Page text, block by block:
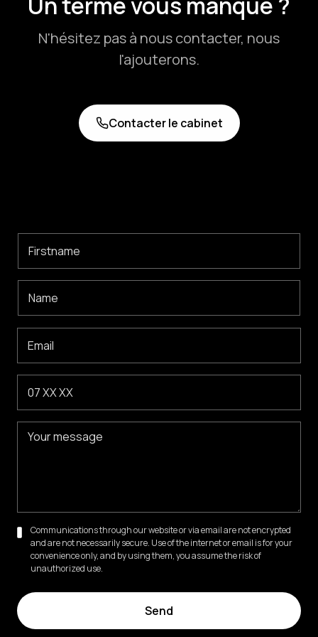
les questions fréquentes de nos patients.
N'hésitez pas à nous contacter, nous
l'ajouterons.
Contacter le cabinet
Communications through our website or via email are not encrypted
and are not necessarily secure. Use of the internet or email is for your
convenience only, and by using them, you assume the risk of
unauthorized use.